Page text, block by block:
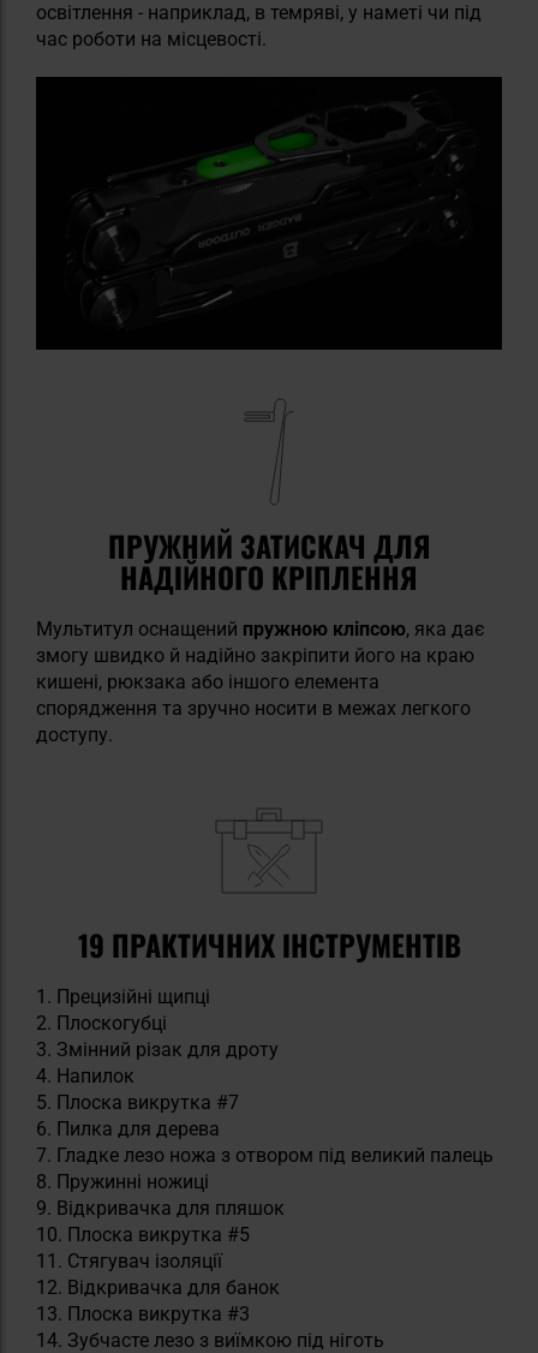
освітлення - наприклад, в темряві, у наметі чи під
час роботи на місцевості.
ПРУЖНИЙ ЗАТИСКАЧ ДЛЯ
НАДІЙНОГО КРІПЛЕННЯ
Мультитул оснащений пружною кліпсою, яка дає
змогу швидко й надійно закріпити його на краю
кишені, рюкзака або іншого елемента
спорядження та зручно носити в межах легкого
доступу.
19 ПРАКТИЧНИХ ІНСТРУМЕНТІВ
Прецизійні щипці
Плоскогубці
Змінний різак для дроту
Напилок
Плоска викрутка #7
Пилка для дерева
Гладке лезо ножа з отвором під великий палець
Пружинні ножиці
Відкривачка для пляшок
Плоска викрутка #5
Стягувач ізоляції
Відкривачка для банок
Плоска викрутка #3
Зубчасте лезо з виїмкою під ніготь